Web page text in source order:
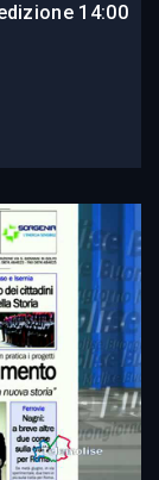
14:00